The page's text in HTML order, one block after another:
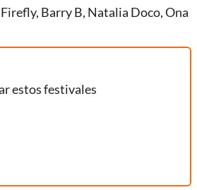
Barry B, Natalia Doco, Ona
estos festivales